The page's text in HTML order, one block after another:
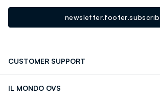
CUSTOMER SUPPORT
IL MONDO OVS